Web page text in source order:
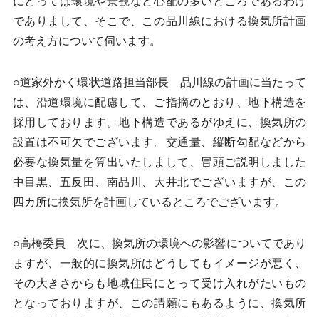
でありまして、そこで、この品川線における換気所計画
の考え方について伺います。
○道家外かく環状道路担当部長 品川線の計画に当たって
は、沿道環境に配慮して、ご指摘のとおり、地下構造を
採用しております。地下構造であるがゆえに、換気所の
設置は不可欠でございます。交通量、縦断勾配などから
必要な換気量を算出いたしまして、冒頭ご説明しました
中目黒、五反田、南品川、大井北でございますが、この
四カ所に換気所を計画しているところでございます。
○高橋委員 次に、換気所の環境への影響についてであり
ますが、一般的に換気所はどうしてもイメージが悪く、
その大きさからも地域住民にとって受け入れがたいもの
となっておりますが、この請願にもあるように、換気所